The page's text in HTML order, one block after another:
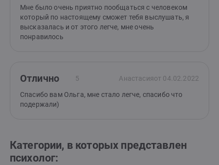
Мне было очень приятно пообщаться с человеком
который по настоящему сможет тебя выслушать, я
высказалась и от этого легче, мне очень
понравилось
Отлично 5 Анастасияот 04.02.2022
Спасибо вам Ольга, мне стало легче, спасибо что
подержали)
Категории, в которых представлен
психолог: